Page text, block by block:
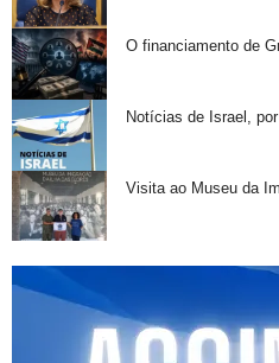
O financiamento de
Notícias de Israel,
Visita ao Museu da